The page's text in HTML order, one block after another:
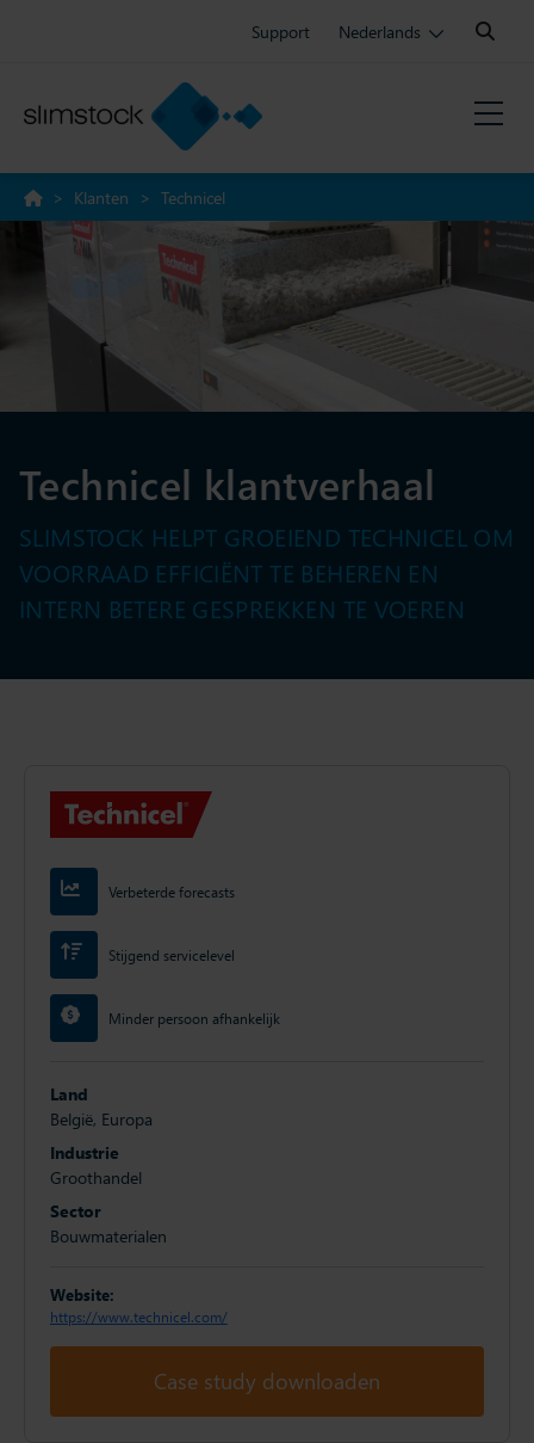
Support Nederlands
Search:
> Klanten > Technicel
Technicel klantverhaal
SLIMSTOCK HELPT GROEIEND TECHNICEL OM
VOORRAAD EFFICIËNT TE BEHEREN EN
INTERN BETERE GESPREKKEN TE VOEREN
Verbeterde forecasts
Stijgend servicelevel
Minder persoon afhankelijk
Land
België, Europa
Industrie
Groothandel
Sector
Bouwmaterialen
Website:
https://www.technicel.com/
Case study downloaden